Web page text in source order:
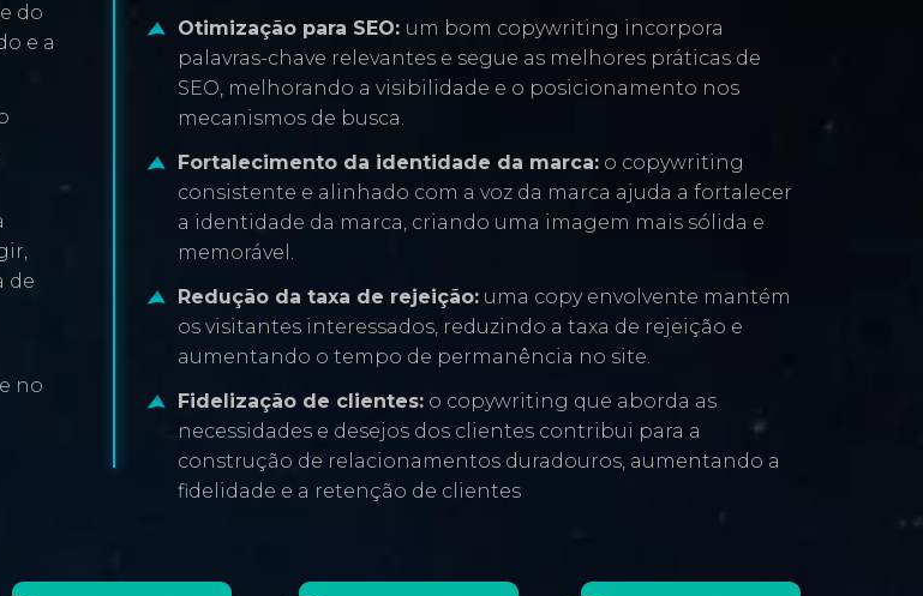
do
e a
de
no
Otimização para SEO: um bom copywriting incorpora
palavras-chave relevantes e segue as melhores práticas de
SEO, melhorando a visibilidade e o posicionamento nos
mecanismos de busca.
Fortalecimento da identidade da marca: o copywriting
consistente e alinhado com a voz da marca ajuda a fortalecer
a identidade da marca, criando uma imagem mais sólida e
memorável.
Redução da taxa de rejeição: uma copy envolvente mantém
os visitantes interessados, reduzindo a taxa de rejeição e
aumentando o tempo de permanência no site.
Fidelização de clientes: o copywriting que aborda as
necessidades e desejos dos clientes contribui para a
construção de relacionamentos duradouros, aumentando a
fidelidade e a retenção de clientes